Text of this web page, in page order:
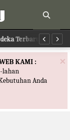
Terbaru
×
KAMI :
lahan
Anda